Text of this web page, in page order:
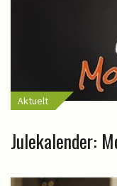
Aktuelt
Julekalender: